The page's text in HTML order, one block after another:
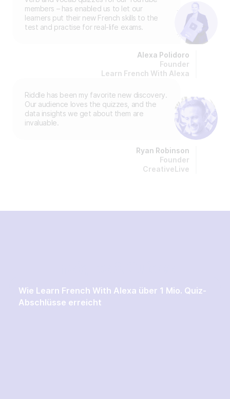
members – has enabled us to let our
learners put their new French skills to the
test and practise for real-life exams.
Alexa Polidoro
Founder
Learn French With Alexa
Riddle has been my favorite new discovery.
Our audience loves the quizzes, and the
data insights we get about them are
invaluable.
Ryan Robinson
Founder
CreativeLive
Wie Learn French With Alexa über 1 Mio. Quiz-
Abschlüsse erreicht